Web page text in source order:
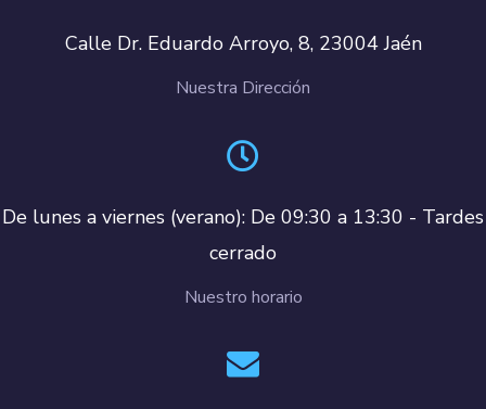
Calle Dr. Eduardo Arroyo, 8, 23004 Jaén
Nuestra Dirección
De lunes a viernes (verano): De 09:30 a 13:30 - Tardes
cerrado
Nuestro horario